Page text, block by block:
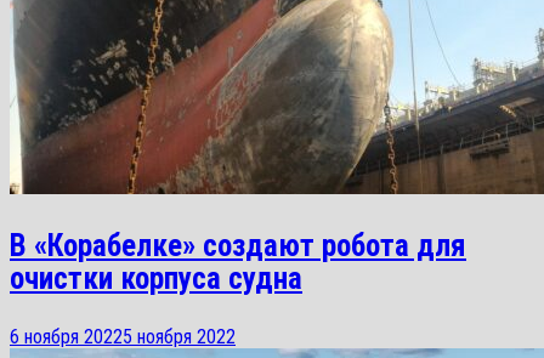
В «Корабелке» cоздают робота для
очистки корпуса судна
6 ноября 20225 ноября 2022